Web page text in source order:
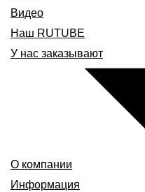
Видео
Наш RUTUBE
У нас заказывают
О компании
Информация